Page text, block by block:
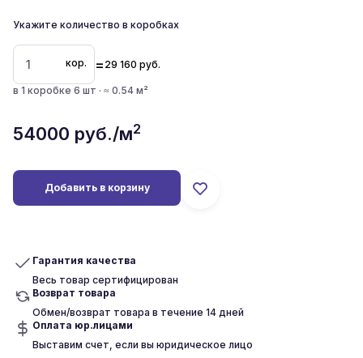
Укажите количество в коробках
кор. = 29 160 руб.
в 1 коробке 6 шт · ≈ 0.54 м²
54000 руб./м2
Добавить в корзину
Гарантия качества
Весь товар сертифицирован
Возврат товара
Обмен/возврат товара в течение 14 дней
Оплата юр.лицами
Выставим счет, если вы юридическое лицо